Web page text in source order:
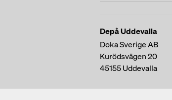
Depå Uddevalla
Doka Sverige AB
Kurödsvägen 20
45155Uddevalla